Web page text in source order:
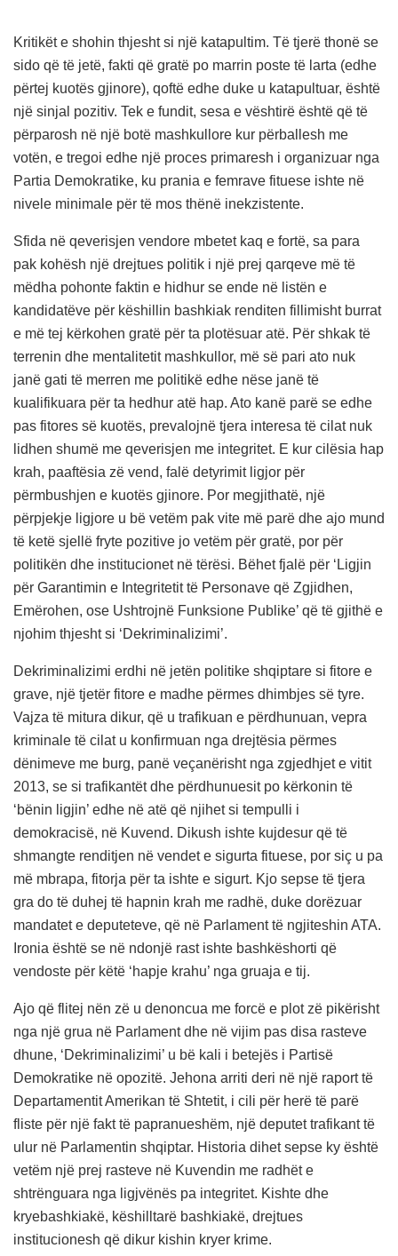
Kritikët e shohin thjesht si një katapultim. Të tjerë thonë se
sido që të jetë, fakti që gratë po marrin poste të larta (edhe
përtej kuotës gjinore), qoftë edhe duke u katapultuar, është
një sinjal pozitiv. Tek e fundit, sesa e vështirë është që të
përparosh në një botë mashkullore kur përballesh me
votën, e tregoi edhe një proces primaresh i organizuar nga
Partia Demokratike, ku prania e femrave fituese ishte në
nivele minimale për të mos thënë inekzistente.
Sfida në qeverisjen vendore mbetet kaq e fortë, sa para
pak kohësh një drejtues politik i një prej qarqeve më të
mëdha pohonte faktin e hidhur se ende në listën e
kandidatëve për këshillin bashkiak renditen fillimisht burrat
e më tej kërkohen gratë për ta plotësuar atë. Për shkak të
terrenin dhe mentalitetit mashkullor, më së pari ato nuk
janë gati të merren me politikë edhe nëse janë të
kualifikuara për ta hedhur atë hap. Ato kanë parë se edhe
pas fitores së kuotës, prevalojnë tjera interesa të cilat nuk
lidhen shumë me qeverisjen me integritet. E kur cilësia hap
krah, paaftësia zë vend, falë detyrimit ligjor për
përmbushjen e kuotës gjinore. Por megjithatë, një
përpjekje ligjore u bë vetëm pak vite më parë dhe ajo mund
të ketë sjellë fryte pozitive jo vetëm për gratë, por për
politikën dhe institucionet në tërësi. Bëhet fjalë për ‘Ligjin
për Garantimin e Integritetit të Personave që Zgjidhen,
Emërohen, ose Ushtrojnë Funksione Publike’ që të gjithë e
njohim thjesht si ‘Dekriminalizimi’.
Dekriminalizimi erdhi në jetën politike shqiptare si fitore e
grave, një tjetër fitore e madhe përmes dhimbjes së tyre.
Vajza të mitura dikur, që u trafikuan e përdhunuan, vepra
kriminale të cilat u konfirmuan nga drejtësia përmes
dënimeve me burg, panë veçanërisht nga zgjedhjet e vitit
2013, se si trafikantët dhe përdhunuesit po kërkonin të
‘bënin ligjin’ edhe në atë që njihet si tempulli i
demokracisë, në Kuvend. Dikush ishte kujdesur që të
shmangte renditjen në vendet e sigurta fituese, por siç u pa
më mbrapa, fitorja për ta ishte e sigurt. Kjo sepse të tjera
gra do të duhej të hapnin krah me radhë, duke dorëzuar
mandatet e deputeteve, që në Parlament të ngjiteshin ATA.
Ironia është se në ndonjë rast ishte bashkëshorti që
vendoste për këtë ‘hapje krahu’ nga gruaja e tij.
Ajo që flitej nën zë u denoncua me forcë e plot zë pikërisht
nga një grua në Parlament dhe në vijim pas disa rasteve
dhune, ‘Dekriminalizimi’ u bë kali i betejës i Partisë
Demokratike në opozitë. Jehona arriti deri në një raport të
Departamentit Amerikan të Shtetit, i cili për herë të parë
fliste për një fakt të papranueshëm, një deputet trafikant të
ulur në Parlamentin shqiptar. Historia dihet sepse ky është
vetëm një prej rasteve në Kuvendin me radhët e
shtrënguara nga ligjvënës pa integritet. Kishte dhe
kryebashkiakë, këshilltarë bashkiakë, drejtues
institucionesh që dikur kishin kryer krime.